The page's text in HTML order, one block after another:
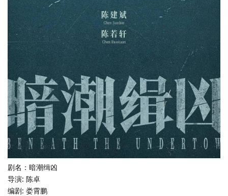
剧名：暗潮缉凶
导演: 陈卓
编剧: 娄霄鹏